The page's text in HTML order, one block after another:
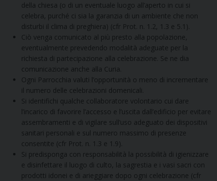
della chiesa (o di un eventuale luogo all’aperto in cui si
celebra, purché ci sia la garanzia di un ambiente che non
disturbi il clima di preghiera) (cfr Prot. n. 1.2, 1.3 e 5.1).
Ciò venga comunicato al più presto alla popolazione,
eventualmente prevedendo modalità adeguate per la
richiesta di partecipazione alla celebrazione. Se ne dia
comunicazione anche alla Curia.
Ogni Parrocchia valuti l’opportunità o meno di incrementare
il numero delle celebrazioni domenicali.
Si identifichi qualche collaboratore volontario cui dare
l’incarico di favorire l’accesso e l’uscita dall’edificio per evitare
assembramenti e di vigilare sull’uso adeguato dei dispositivi
sanitari personali e sul numero massimo di presenze
consentite (cfr Prot. n. 1.3 e 1.9).
Si predisponga con responsabilità la possibilità di igienizzare
e disinfettare il luogo di culto, la sagrestia e i vasi sacri con
prodotti idonei e di arieggiare dopo ogni celebrazione (cfr